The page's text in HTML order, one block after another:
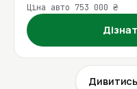
Ціна авто 753 000 ₴